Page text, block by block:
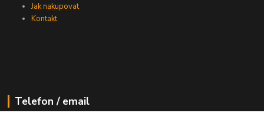
Jak nakupovat
Kontakt
Telefon / email